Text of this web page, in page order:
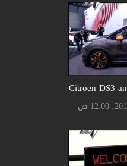
Citroen DS3